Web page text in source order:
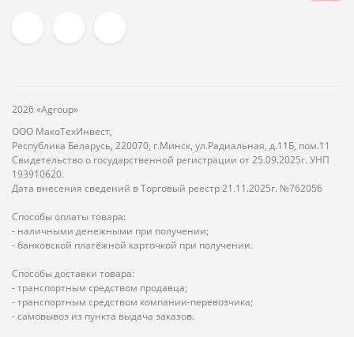
2026 «Agroup»
ООО МакоТехИнвест,
Республика Беларусь, 220070, г.Минск, ул.Радиальная, д.11Б, пом.11
Свидетельство о государственной регистрации от 25.09.2025г. УНП
193910620.
Дата внесения сведений в Торговый реестр 21.11.2025г. №762056
Способы оплаты товара:
- наличными денежными при получении;
- банковской платёжной карточкой при получении.
Способы доставки товара:
- транспортным средством продавца;
- транспортным средством компании-перевозчика;
- самовывоз из пункта выдача заказов.